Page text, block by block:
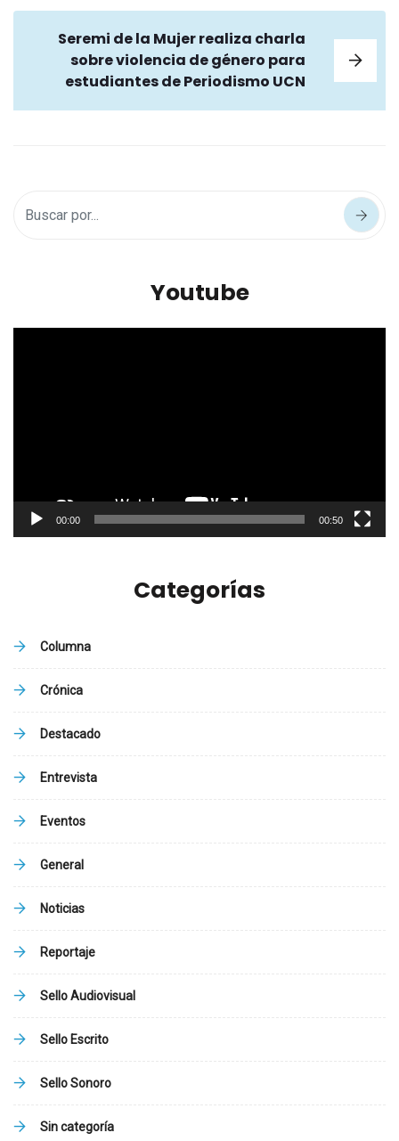
Seremi de la Mujer realiza charla
sobre violencia de género para
estudiantes de Periodismo UCN
Youtube
00:00 00:50
Categorías
Columna
Crónica
Destacado
Entrevista
Eventos
General
Noticias
Reportaje
Sello Audiovisual
Sello Escrito
Sello Sonoro
Sin categoría